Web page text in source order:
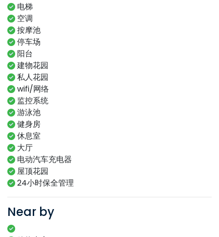
电梯
空调
按摩池
停车场
阳台
建物花园
私人花园
wifi/网络
监控系统
游泳池
健身房
休息室
大厅
电动汽车充电器
屋顶花园
24小时保全管理
Near by